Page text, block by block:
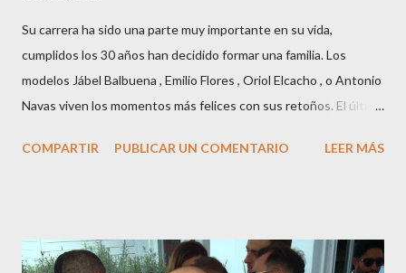
Su carrera ha sido una parte muy importante en su vida,
cumplidos los 30 años han decidido formar una familia. Los
modelos Jábel Balbuena , Emilio Flores , Oriol Elcacho , o Antonio
Navas viven los momentos más felices con sus retoños. El último
M ateo nació en Barcelona hace poco más de una semana. El top
haciéndole padre de un precioso niño. Marta ha sido toda una
COMPARTIR PUBLICAR UN COMENTARIO LEER MÁS